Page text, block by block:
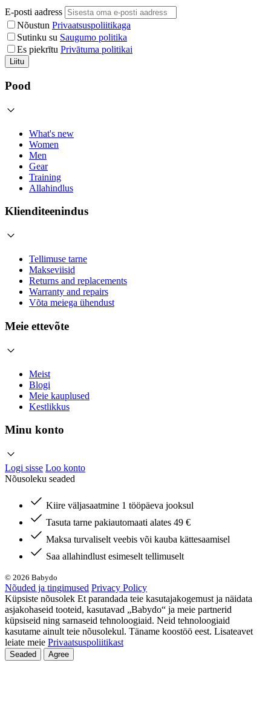
E-posti aadress
Nõustun Privaatsuspoliitikaga
Sutinku su Saugumo politika
Es piekrītu Privātuma politikai
Liitu
Pood
What's new
Women
Men
Gear
Training
Allahindlus
Klienditeenindus
Tellimuse tarne
Makseviisid
Returns and replacements
Warranty and repairs
Võta meiega ühendust
Meie ettevõte
Meist
Blogi
Meie kauplused
Kestlikkus
Minu konto
Logi sisse Loo konto
Nõusoleku seaded
Kiire väljasaatmine 1 tööpäeva jooksul
Tasuta tarne pakiautomaati alates 49 €
Maksa turvaliselt veebis või kauba kättesaamisel
Saa allahindlust esimeselt tellimuselt
© 2026 Babydo
Nõuded ja tingimused Privacy Policy
Küpsiste nõusolek Et parandada teie kasutajakogemust ja näidata
asjakohaseid tooteid, kasutavad „Babydo“ ja meie partnerid
küpsiseid ning sarnaseid tehnoloogiaid. Neid tehnoloogiaid
kasutame ainult teie nõusolekul. Täname koostöö eest. Lisateavet
leiate meie Privaatsuspoliitikast
Seaded Agree